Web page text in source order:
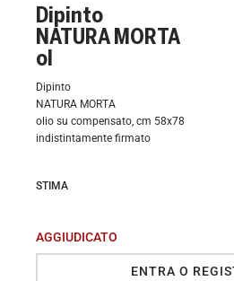
Dipinto
NATURA MORTA
ol
Dipinto
NATURA MORTA
olio su compensato, cm 58x78
indistintamente firmato
STIMA
AGGIUDICATO
ENTRA O